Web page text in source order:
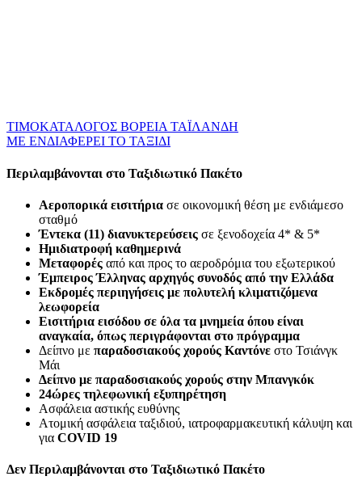
ΤΙΜΟΚΑΤΑΛΟΓΟΣ ΒΟΡΕΙΑ ΤΑΪΛΑΝΔΗ
ΜΕ ΕΝΔΙΑΦΕΡΕΙ ΤΟ ΤΑΞΙΔΙ
Περιλαμβάνονται στο Ταξιδιωτικό Πακέτο
Αεροπορικά εισιτήρια σε οικονομική θέση με ενδιάμεσο
σταθμό
Έντεκα (11) διανυκτερεύσεις σε ξενοδοχεία 4* & 5*
Ημιδιατροφή καθημερινά
Μεταφορές από και προς το αεροδρόμια του εξωτερικού
Έμπειρος Έλληνας αρχηγός συνοδός από την Ελλάδα
Εκδρομές περιηγήσεις με πολυτελή κλιματιζόμενα
λεωφορεία
Εισιτήρια εισόδου σε όλα τα μνημεία όπου είναι
αναγκαία, όπως περιγράφονται στο πρόγραμμα
Δείπνο με παραδοσιακούς χορούς Καντόνε στο Τσιάνγκ
Μάι
Δείπνο με παραδοσιακούς χορούς στην Μπανγκόκ
24ώρες τηλεφωνική εξυπηρέτηση
Ασφάλεια αστικής ευθύνης
Ατομική ασφάλεια ταξιδιού, ιατροφαρμακευτική κάλυψη και
για COVID 19
Δεν Περιλαμβάνονται στο Ταξιδιωτικό Πακέτο